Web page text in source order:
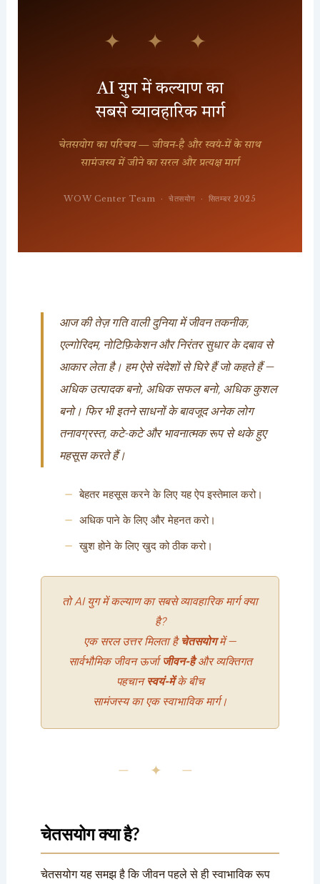
✦ ✦ ✦
AI युग में कल्याण का
सबसे व्यावहारिक मार्ग
चेतसयोग का परिचय — जीवन-है और स्वयं-में के साथ
सामंजस्य में जीने का सरल और प्रत्यक्ष मार्ग
WOW Center Team · चेतसयोग · सितम्बर 2025
आज की तेज़ गति वाली दुनिया में जीवन तकनीक,
एल्गोरिदम, नोटिफ़िकेशन और निरंतर सुधार के दबाव से
आकार लेता है। हम ऐसे संदेशों से घिरे हैं जो कहते हैं —
अधिक उत्पादक बनो, अधिक सफल बनो, अधिक कुशल
बनो। फिर भी इतने साधनों के बावजूद अनेक लोग
तनावग्रस्त, कटे-कटे और भावनात्मक रूप से थके हुए
महसूस करते हैं।
बेहतर महसूस करने के लिए यह ऐप इस्तेमाल करो।
अधिक पाने के लिए और मेहनत करो।
खुश होने के लिए खुद को ठीक करो।
तो AI युग में कल्याण का सबसे व्यावहारिक मार्ग क्या
है?
एक सरल उत्तर मिलता हैचेतसयोगमें —
सार्वभौमिक जीवन ऊर्जाजीवन-हैऔर व्यक्तिगत
पहचानस्वयं-मेंके बीच
सामंजस्य का एक स्वाभाविक मार्ग।
— ✦ —
चेतसयोग क्या है?
चेतसयोग यह समझ है कि जीवन पहले से ही स्वाभाविक रूप